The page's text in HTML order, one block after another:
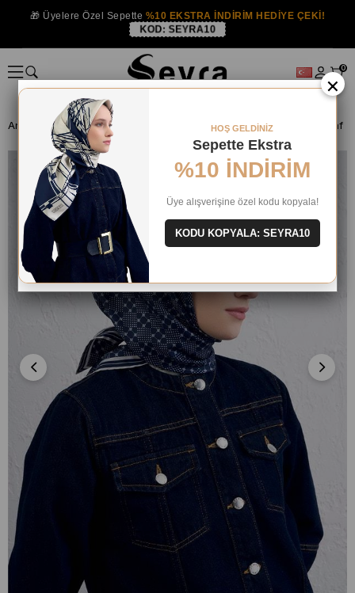
🎁 Üyelere Özel Sepette %10 EKSTRA İNDİRİM HEDİYE ÇEKİ!
KOD: SEYRA10
0
Anasayfa İPEK EŞARP Armine İpek 2025-26 Kış
×
HOŞ GELDİNİZ
Sepette Ekstra
%10 İNDİRİM
Üye alışverişine özel kodu kopyala!
KODU KOPYALA: SEYRA10